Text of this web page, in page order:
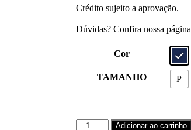
Crédito sujeito a aprovação.
Dúvidas? Confira nossa
Cor
TAMANHO P
Camiseta
Adicionar ao carrinho